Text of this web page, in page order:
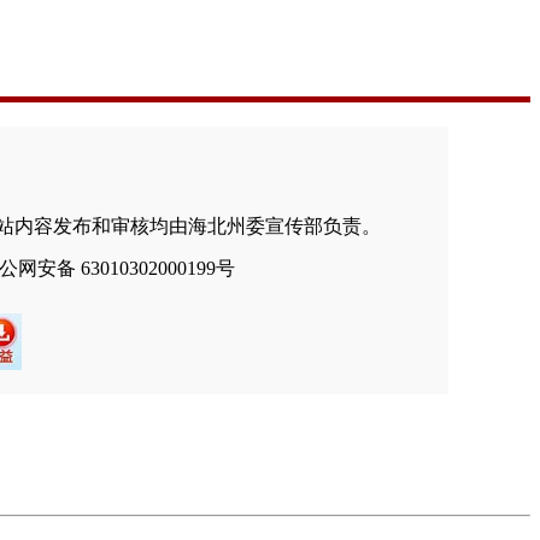
容发布和审核均由海北州委宣传部负责。
网安备 63010302000199号